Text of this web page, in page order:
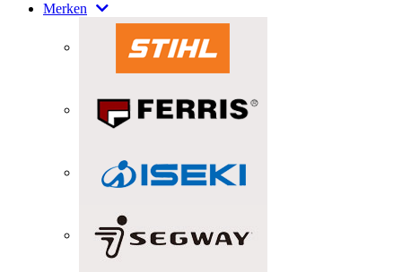
Merken